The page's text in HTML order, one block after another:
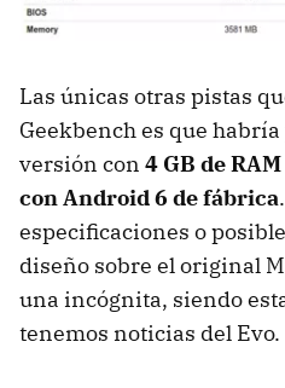
Las únicas otras pistas
Geekbench es que
versión con 4 GB de
con Android 6 de fábrica
especificaciones o
diseño sobre el original
una incógnita, siendo
tenemos noticias del Evo.